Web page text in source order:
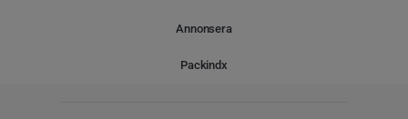
Annonsera
Packindx